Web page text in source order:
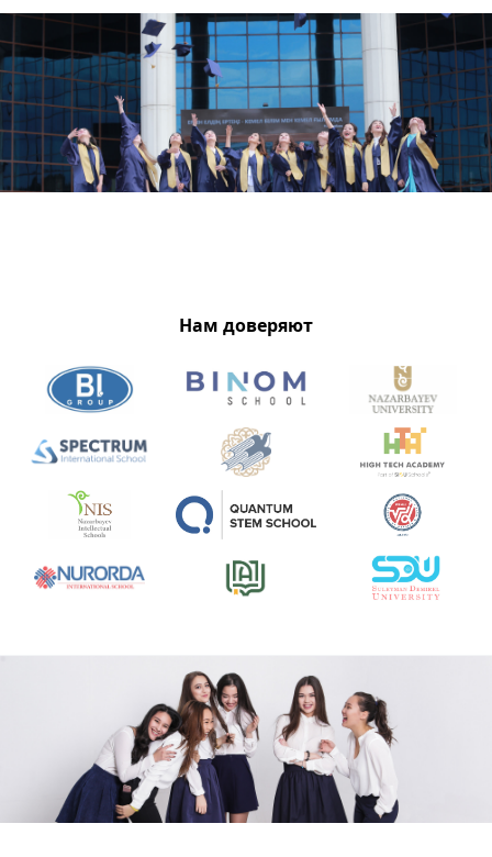
Нам доверяют